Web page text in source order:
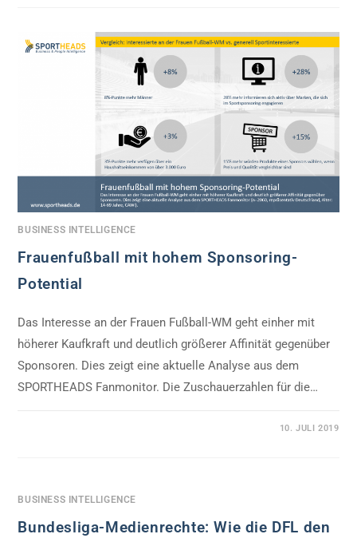
BUSINESS INTELLIGENCE
Frauenfußball mit hohem Sponsoring-
Potential
Das Interesse an der Frauen Fußball-WM geht einher mit
höherer Kaufkraft und deutlich größerer Affinität gegenüber
Sponsoren. Dies zeigt eine aktuelle Analyse aus dem
SPORTHEADS Fanmonitor. Die Zuschauerzahlen für die…
10. JULI 2019
BUSINESS INTELLIGENCE
Bundesliga-Medienrechte: Wie die DFL den